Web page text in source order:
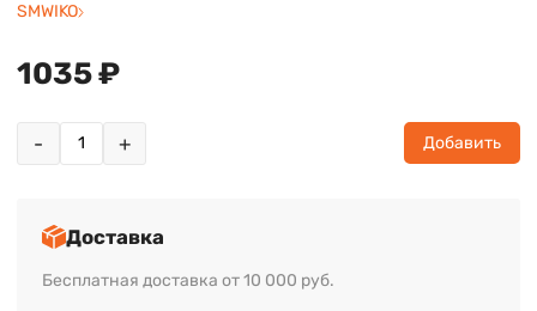
SMWIKO
1035 ₽
- + Добавить
Доставка
Бесплатная доставка от 10 000 руб.